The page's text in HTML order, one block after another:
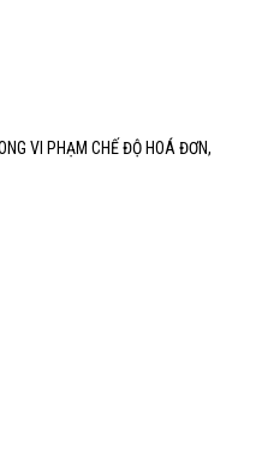
VI PHẠM CHẾ ĐỘ HOÁ ĐƠN,